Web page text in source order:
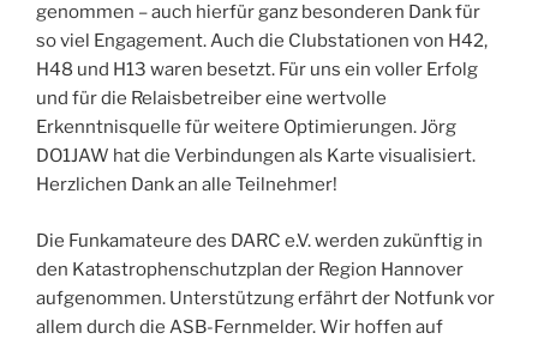
genommen – auch hierfür ganz besonderen Dank für
so viel Engagement. Auch die Clubstationen von H42,
H48 und H13 waren besetzt. Für uns ein voller Erfolg
und für die Relaisbetreiber eine wertvolle
Erkenntnisquelle für weitere Optimierungen. Jörg
DO1JAW hat die Verbindungen als Karte visualisiert.
Herzlichen Dank an alle Teilnehmer!
Die Funkamateure des DARC e.V. werden zukünftig in
den Katastrophenschutzplan der Region Hannover
aufgenommen. Unterstützung erfährt der Notfunk vor
allem durch die ASB-Fernmelder. Wir hoffen auf